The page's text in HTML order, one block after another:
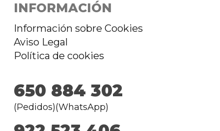
INFORMACIÓN
Información sobre Cookies
Aviso Legal
Política de cookies
650 884 302
(Pedidos)(WhatsApp)